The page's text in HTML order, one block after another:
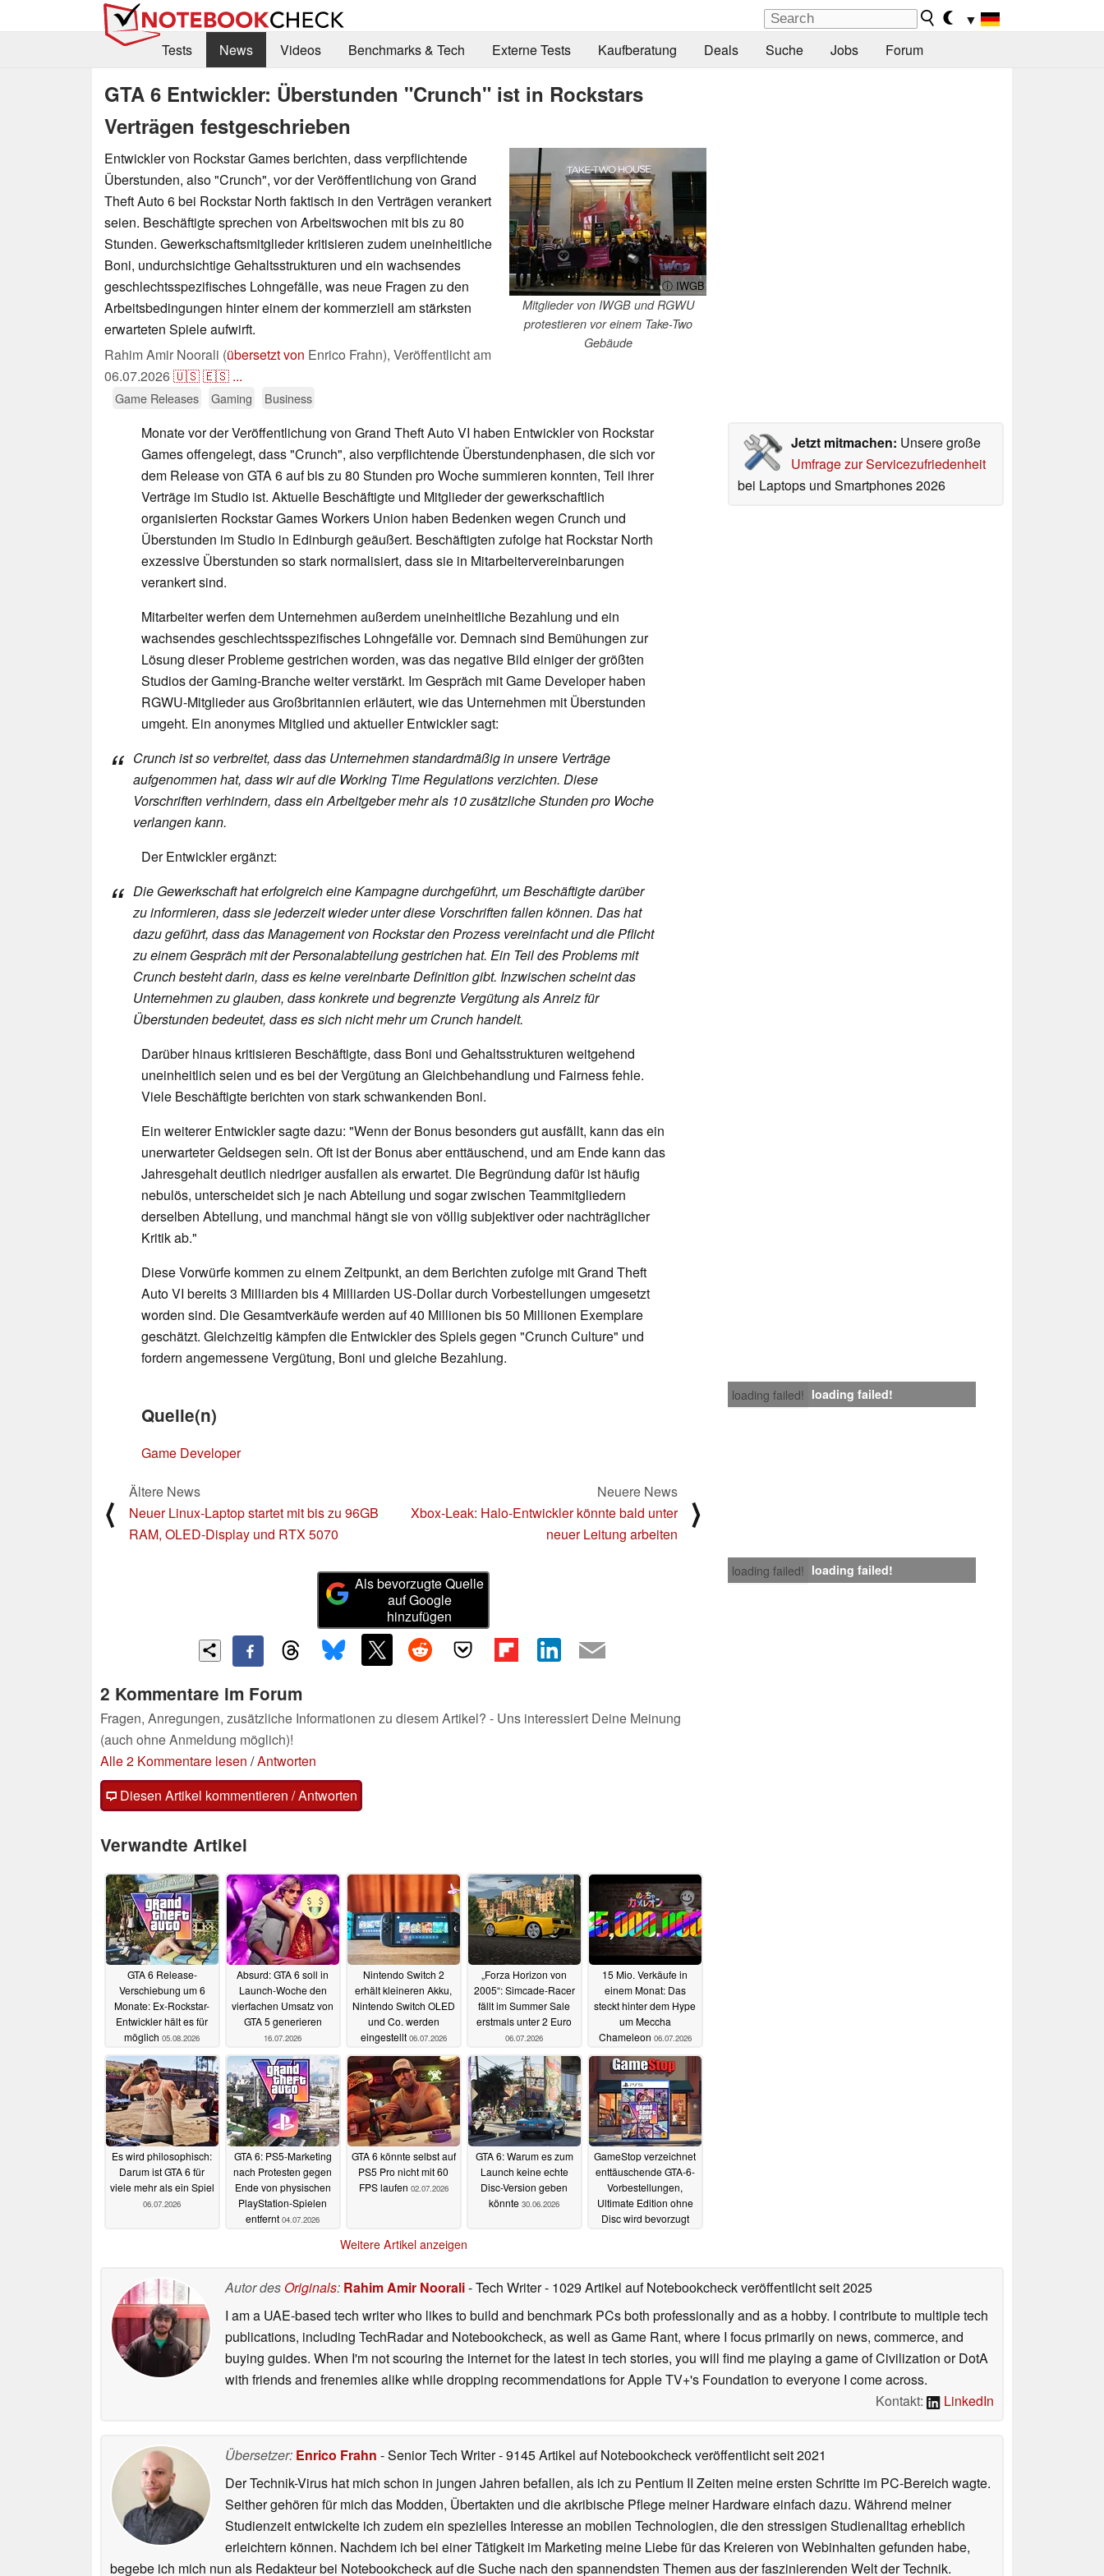
▼
Tests
News Videos Benchmarks & Tech Externe Tests Kaufberatung Deals Suche Jobs Forum
GTA 6 Entwickler: Überstunden "Crunch" ist in Rockstars
Verträgen festgeschrieben
ⓘ IWGB
Mitglieder von IWGB und RGWU
protestieren vor einem Take-Two
Gebäude
Entwickler von Rockstar Games berichten, dass verpflichtende
Überstunden, also "Crunch", vor der Veröffentlichung von Grand
Theft Auto 6 bei Rockstar North faktisch in den Verträgen verankert
seien. Beschäftigte sprechen von Arbeitswochen mit bis zu 80
Stunden. Gewerkschaftsmitglieder kritisieren zudem uneinheitliche
Boni, undurchsichtige Gehaltsstrukturen und ein wachsendes
geschlechtsspezifisches Lohngefälle, was neue Fragen zu den
Arbeitsbedingungen hinter einem der kommerziell am stärksten
erwarteten Spiele aufwirft.
Rahim Amir Noorali (übersetzt von Enrico Frahn), Veröffentlicht am
06.07.2026🇺🇸🇪🇸 ...
Game Releases Gaming Business
Jetzt mitmachen: Unsere große
Umfrage zur Servicezufriedenheit
bei Laptops und Smartphones 2026
Monate vor der Veröffentlichung von Grand Theft Auto VI haben Entwickler von Rockstar
Games offengelegt, dass "Crunch", also verpflichtende Überstundenphasen, die sich vor
dem Release von GTA 6 auf bis zu 80 Stunden pro Woche summieren konnten, Teil ihrer
Verträge im Studio ist. Aktuelle Beschäftigte und Mitglieder der gewerkschaftlich
organisierten Rockstar Games Workers Union haben Bedenken wegen Crunch und
Überstunden im Studio in Edinburgh geäußert. Beschäftigten zufolge hat Rockstar North
exzessive Überstunden so stark normalisiert, dass sie in Mitarbeitervereinbarungen
verankert sind.
Mitarbeiter werfen dem Unternehmen außerdem uneinheitliche Bezahlung und ein
wachsendes geschlechtsspezifisches Lohngefälle vor. Demnach sind Bemühungen zur
Lösung dieser Probleme gestrichen worden, was das negative Bild einiger der größten
Studios der Gaming-Branche weiter verstärkt. Im Gespräch mit Game Developer haben
RGWU-Mitglieder aus Großbritannien erläutert, wie das Unternehmen mit Überstunden
umgeht. Ein anonymes Mitglied und aktueller Entwickler sagt:
Crunch ist so verbreitet, dass das Unternehmen standardmäßig in unsere Verträge
aufgenommen hat, dass wir auf die Working Time Regulations verzichten. Diese
Vorschriften verhindern, dass ein Arbeitgeber mehr als 10 zusätzliche Stunden pro Woche
verlangen kann.
Der Entwickler ergänzt:
Die Gewerkschaft hat erfolgreich eine Kampagne durchgeführt, um Beschäftigte darüber
zu informieren, dass sie jederzeit wieder unter diese Vorschriften fallen können. Das hat
dazu geführt, dass das Management von Rockstar den Prozess vereinfacht und die Pflicht
zu einem Gespräch mit der Personalabteilung gestrichen hat. Ein Teil des Problems mit
Crunch besteht darin, dass es keine vereinbarte Definition gibt. Inzwischen scheint das
Unternehmen zu glauben, dass konkrete und begrenzte Vergütung als Anreiz für
Überstunden bedeutet, dass es sich nicht mehr um Crunch handelt.
Darüber hinaus kritisieren Beschäftigte, dass Boni und Gehaltsstrukturen weitgehend
uneinheitlich seien und es bei der Vergütung an Gleichbehandlung und Fairness fehle.
Viele Beschäftigte berichten von stark schwankenden Boni.
Ein weiterer Entwickler sagte dazu: "Wenn der Bonus besonders gut ausfällt, kann das ein
unerwarteter Geldsegen sein. Oft ist der Bonus aber enttäuschend, und am Ende kann das
Jahresgehalt deutlich niedriger ausfallen als erwartet. Die Begründung dafür ist häufig
nebulös, unterscheidet sich je nach Abteilung und sogar zwischen Teammitgliedern
derselben Abteilung, und manchmal hängt sie von völlig subjektiver oder nachträglicher
Kritik ab."
Diese Vorwürfe kommen zu einem Zeitpunkt, an dem Berichten zufolge mit Grand Theft
Auto VI bereits 3 Milliarden bis 4 Milliarden US-Dollar durch Vorbestellungen umgesetzt
worden sind. Die Gesamtverkäufe werden auf 40 Millionen bis 50 Millionen Exemplare
geschätzt. Gleichzeitig kämpfen die Entwickler des Spiels gegen "Crunch Culture" und
fordern angemessene Vergütung, Boni und gleiche Bezahlung.
loading failed! loading failed!
Quelle(n)
Game Developer
⟨
Ältere News
Neuer Linux-Laptop startet mit bis zu 96GB
RAM, OLED-Display und RTX 5070
Neuere News
Xbox-Leak: Halo-Entwickler könnte bald unter
neuer Leitung arbeiten
⟩
loading failed! loading failed!
Als bevorzugte Quelle
auf Google
hinzufügen
2 Kommentare im Forum
Fragen, Anregungen, zusätzliche Informationen zu diesem Artikel? - Uns interessiert Deine Meinung
(auch ohne Anmeldung möglich)!
Alle 2 Kommentare lesen /Antworten
Diesen Artikel kommentieren / Antworten
Verwandte Artikel
GTA 6 Release-
Verschiebung um 6
Monate: Ex-Rockstar-
Entwickler hält es für
möglich 05.08.2026
Absurd: GTA 6 soll in
Launch-Woche den
vierfachen Umsatz von
GTA 5 generieren
16.07.2026
Nintendo Switch 2
erhält kleineren Akku,
Nintendo Switch OLED
und Co. werden
eingestellt 06.07.2026
„Forza Horizon von
2005“: Simcade-Racer
fällt im Summer Sale
erstmals unter 2 Euro
06.07.2026
15 Mio. Verkäufe in
einem Monat: Das
steckt hinter dem Hype
um Meccha
Chameleon 06.07.2026
Es wird philosophisch:
Darum ist GTA 6 für
viele mehr als ein Spiel
06.07.2026
GTA 6: PS5-Marketing
nach Protesten gegen
Ende von physischen
PlayStation-Spielen
entfernt 04.07.2026
GTA 6 könnte selbst auf
PS5 Pro nicht mit 60
FPS laufen 02.07.2026
GTA 6: Warum es zum
Launch keine echte
Disc-Version geben
könnte 30.06.2026
GameStop verzeichnet
enttäuschende GTA-6-
Vorbestellungen,
Ultimate Edition ohne
Disc wird bevorzugt
Weitere Artikel anzeigen
Autor des Originals: Rahim Amir Noorali- Tech Writer- 1029 Artikel auf Notebookcheck veröffentlichtseit 2025
I am a UAE-based tech writer who likes to build and benchmark PCs both professionally and as a hobby. I contribute to multiple tech
publications, including TechRadar and Notebookcheck, as well as Game Rant, where I focus primarily on news, commerce, and
buying guides. When I'm not scouring the internet for the latest in tech stories, you will find me playing a game of Civilization or DotA
with friends and frenemies alike while dropping recommendations for Apple TV+'s Foundation to everyone I come across.
Kontakt:
LinkedIn
Übersetzer: Enrico Frahn - Senior Tech Writer- 9145 Artikel auf Notebookcheck veröffentlichtseit 2021
Der Technik-Virus hat mich schon in jungen Jahren befallen, als ich zu Pentium II Zeiten meine ersten Schritte im PC-Bereich wagte.
Seither gehören für mich das Modden, Übertakten und die akribische Pflege meiner Hardware einfach dazu. Während meiner
Studienzeit entwickelte ich zudem ein spezielles Interesse an mobilen Technologien, die den stressigen Studienalltag erheblich
erleichtern können. Nachdem ich bei einer Tätigkeit im Marketing meine Liebe für das Kreieren von Webinhalten gefunden habe,
begebe ich mich nun als Redakteur bei Notebookcheck auf die Suche nach den spannendsten Themen aus der faszinierenden Welt der Technik.